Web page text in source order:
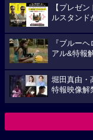
【プレゼ
ルスタンド
『ブルー
アル&特報
堀田真由・
特報映像解